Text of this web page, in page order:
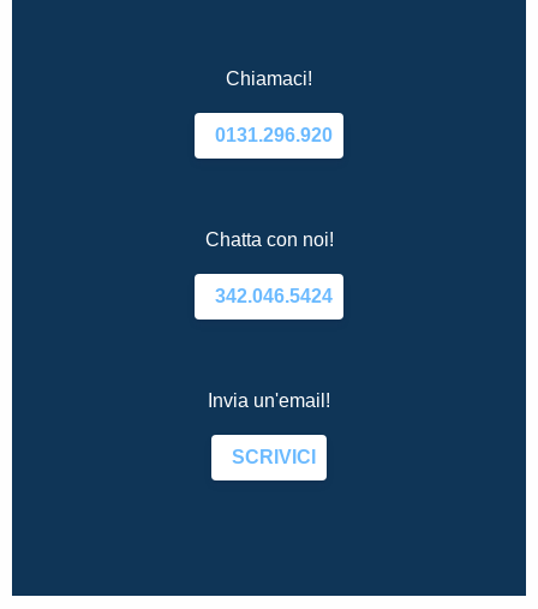
Chiamaci!
0131.296.920
Chatta con noi!
342.046.5424
Invia un'email!
SCRIVICI